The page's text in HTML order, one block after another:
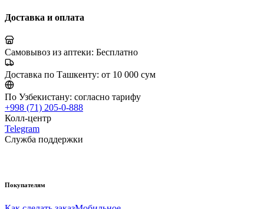
Доставка и оплата
Самовывоз из аптеки: Бесплатно
Доставка по Ташкенту: от 10 000 сум
По Узбекистану: согласно тарифу
+998 (71) 205-0-888
Колл-центр
Telegram
Служба поддержки
Покупателям